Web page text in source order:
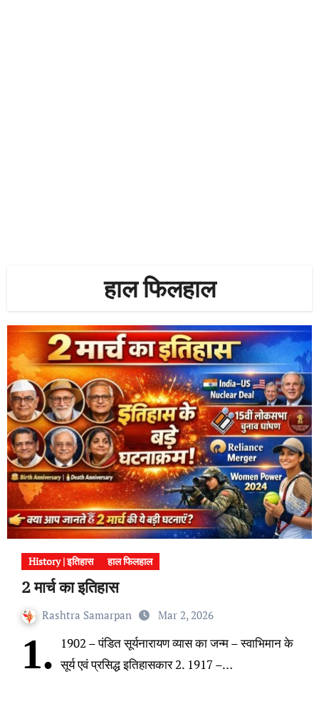
हाल फिलहाल
History | इतिहास हाल फिलहाल
2 मार्च का इतिहास
Rashtra Samarpan Mar 2, 2026
1.
1902 – पंडित सूर्यनारायण व्यास का जन्म – स्वाभिमान के
सूर्य एवं प्रसिद्ध इतिहासकार 2. 1917 –…